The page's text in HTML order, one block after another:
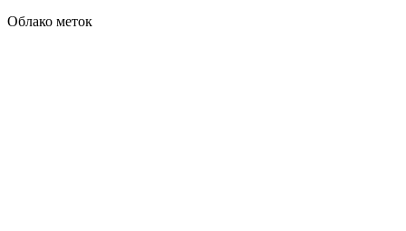
Облако меток